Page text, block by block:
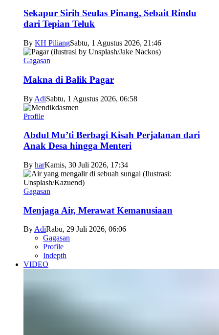
Sekapur Sirih Seulas Pinang, Sebait Rindu
dari Tepian Teluk
By KH PiliangSabtu, 1 Agustus 2026, 21:46
Gagasan
Makna di Balik Pagar
By AdiSabtu, 1 Agustus 2026, 06:58
Profile
Abdul Mu’ti Berbagi Kisah Perjalanan dari
Anak Desa hingga Menteri
By harKamis, 30 Juli 2026, 17:34
Gagasan
Menjaga Air, Merawat Kemanusiaan
ByAdiRabu, 29 Juli 2026, 06:06
Gagasan
Profile
Indepth
VIDEO